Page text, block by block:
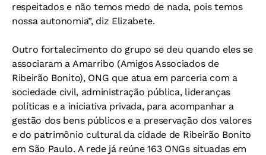
respeitados e não temos medo de nada, pois temos
nossa autonomia”, diz Elizabete.
Outro fortalecimento do grupo se deu quando eles se
associaram a Amarribo (Amigos Associados de
Ribeirão Bonito), ONG que atua em parceria com a
sociedade civil, administração pública, lideranças
políticas e a iniciativa privada, para acompanhar a
gestão dos bens públicos e a preservação dos valores
e do patrimônio cultural da cidade de Ribeirão Bonito
em São Paulo. A rede já reúne 163 ONGs situadas em